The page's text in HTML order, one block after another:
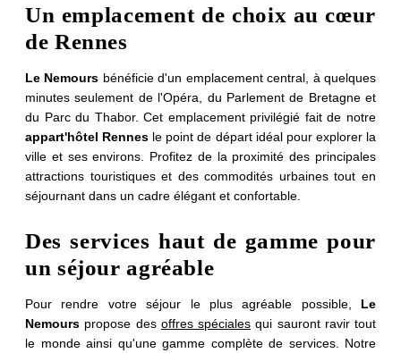
Un emplacement de choix au cœur
de Rennes
Le Nemours bénéficie d'un emplacement central, à quelques
minutes seulement de l'Opéra, du Parlement de Bretagne et
du Parc du Thabor. Cet emplacement privilégié fait de notre
appart'hôtel Rennes le point de départ idéal pour explorer la
ville et ses environs. Profitez de la proximité des principales
attractions touristiques et des commodités urbaines tout en
séjournant dans un cadre élégant et confortable.
Des services haut de gamme pour
un séjour agréable
Pour rendre votre séjour le plus agréable possible, Le
Nemours propose des offres spéciales qui sauront ravir tout
le monde ainsi qu'une gamme complète de services. Notre